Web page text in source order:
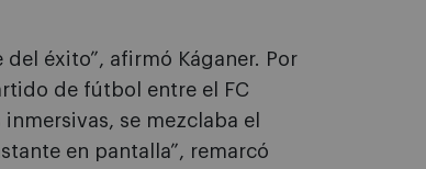
del éxito”, afirmó Káganer. Por
de fútbol entre el FC
se mezclaba el
en pantalla”, remarcó